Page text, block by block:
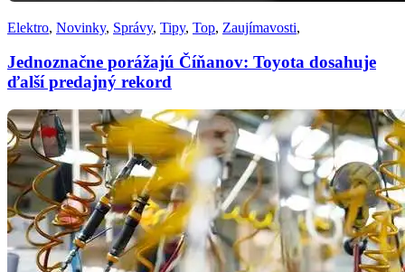
Elektro, Novinky, Správy, Tipy, Top, Zaujímavosti,
Jednoznačne porážajú Číňanov: Toyota dosahuje
ďalší predajný rekord